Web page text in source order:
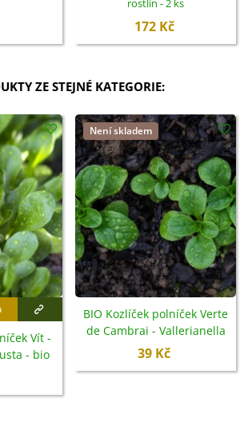
rostlin - 2 ks
172 Kč
ZE STEJNÉ KATEGORIE:
Vít -
- bio
ks
Není skladem
BIO Kozlíček polníček Verte
de Cambrai - Vallerianella
locusta - bio semena -
39 Kč